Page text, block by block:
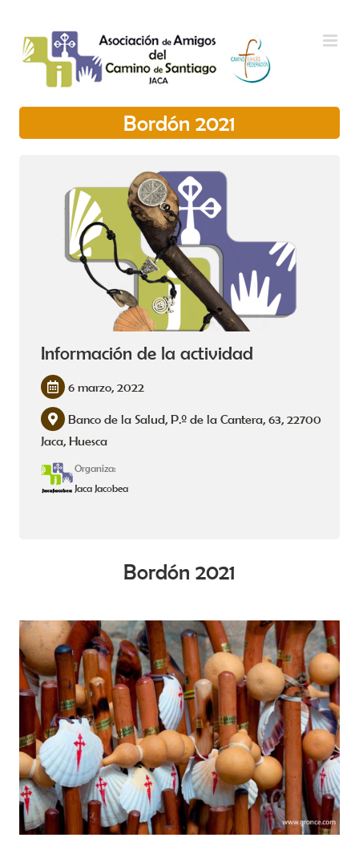
Bordón 2021
Información de la actividad
6 marzo, 2022
Banco de la Salud, P.º de la Cantera, 63, 22700
Jaca, Huesca
Organiza:
Jaca Jacobea
Bordón 2021